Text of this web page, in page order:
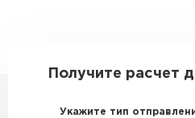
Получите расчет
Укажите тип